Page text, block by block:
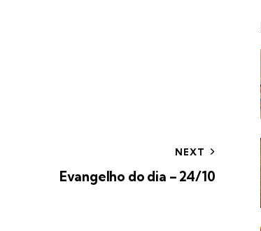
NEXT
Evangelho do dia – 24/10